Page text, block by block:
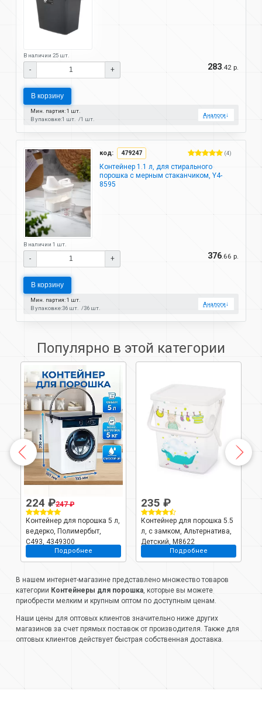
В наличии 25 шт.
- + 283.42 р.
В корзину
Мин. партия: 1 шт.
В упаковке:1 шт. 1 шт.
Аналоги↓
код: 479247 (4)
Контейнер 1.1 л, для стирального
порошка с мерным стаканчиком, Y4-
8595
В наличии 1 шт.
- + 376.66 р.
В корзину
Мин. партия: 1 шт.
В упаковке:36 шт. 36 шт.
Аналоги↓
Популярно в этой категории
224 ₽247 ₽
Контейнер для порошка 5 л,
ведерко, Полимербыт,
С493, 4349300
Подробнее
235 ₽
Контейнер для порошка 5.5
л, с замком, Альтернатива,
Детский, М8622
Подробнее
В нашем интернет-магазине представлено множество товаров
категории Контейнеры для порошка , которые вы можете
приобрести мелким и крупным оптом по доступным ценам.
Наши цены для оптовых клиентов значительно ниже других
магазинов за счет прямых поставок от производителя. Также для
оптовых клиентов действует быстрая собственная доставка.